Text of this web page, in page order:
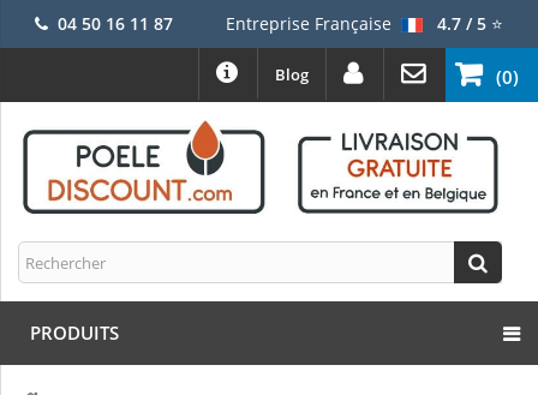
04 50 16 11 87 Entreprise Française 4.7 / 5⭐
(0)
Blog
PRODUITS